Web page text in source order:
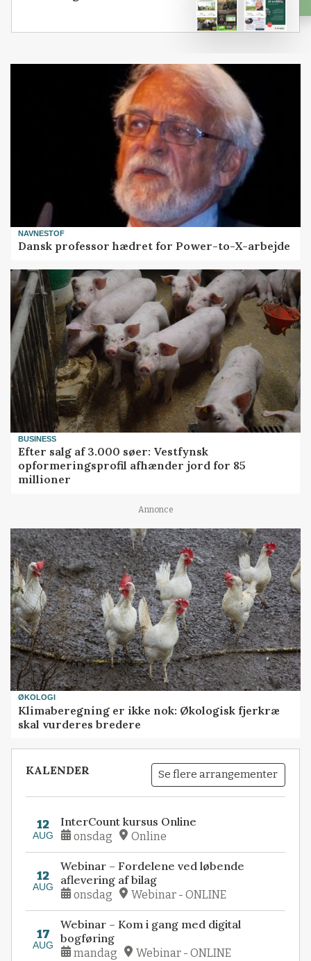
NAVNESTOF
Dansk professor hædret for Power-to-X-arbejde
BUSINESS
Efter salg af 3.000 søer: Vestfynsk
opformeringsprofil afhænder jord for 85
millioner
Annonce
ØKOLOGI
Klimaberegning er ikke nok: Økologisk fjerkræ
skal vurderes bredere
KALENDER Se flere arrangementer
12
AUG
InterCount kursus Online
onsdag Online
12
AUG
Webinar – Fordelene ved løbende
aflevering af bilag
onsdag Webinar - ONLINE
17
AUG
Webinar – Kom i gang med digital
bogføring
mandag Webinar - ONLINE